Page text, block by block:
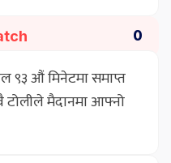
0
९३ औं मिनेटमा समाप्त
मैदानमा आफ्नो